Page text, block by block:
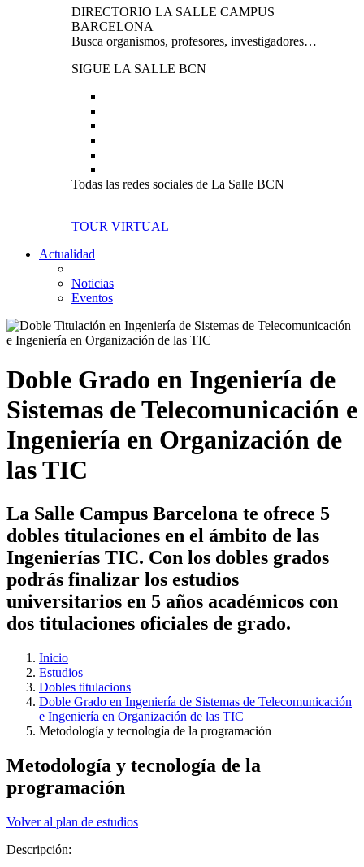
DIRECTORIO LA SALLE CAMPUS
BARCELONA
Busca organismos, profesores, investigadores…
SIGUE LA SALLE BCN
Todas las redes sociales de La Salle BCN
TOUR VIRTUAL
Actualidad
Noticias
Eventos
Doble Grado en Ingeniería de
Sistemas de Telecomunicación e
Ingeniería en Organización de
las TIC
La Salle Campus Barcelona te ofrece 5
dobles titulaciones en el ámbito de las
Ingenierías TIC. Con los dobles grados
podrás finalizar los estudios
universitarios en 5 años académicos con
dos titulaciones oficiales de grado.
Inicio
Estudios
Dobles titulacions
Doble Grado en Ingeniería de Sistemas de Telecomunicación
e Ingeniería en Organización de las TIC
Metodología y tecnología de la programación
Metodología y tecnología de la
programación
Volver al plan de estudios
Descripción: